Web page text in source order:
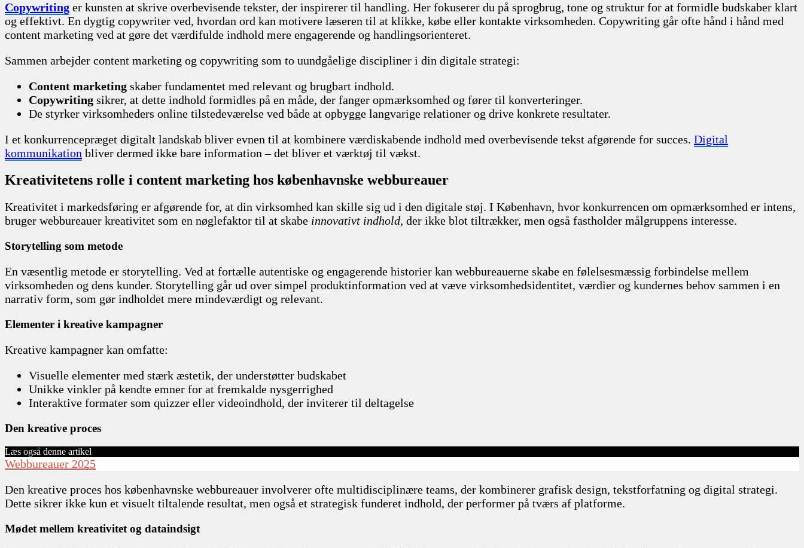
Copywriting er kunsten at skrive overbevisende tekster, der inspirerer til handling. Her fokuserer du på sprogbrug, tone og struktur for at formidle budskaber klart
og effektivt. En dygtig copywriter ved, hvordan ord kan motivere læseren til at klikke, købe eller kontakte virksomheden. Copywriting går ofte hånd i hånd med
content marketing ved at gøre det værdifulde indhold mere engagerende og handlingsorienteret.
Sammen arbejder content marketing og copywriting som to uundgåelige discipliner i din digitale strategi:
Content marketing skaber fundamentet med relevant og brugbart indhold.
Copywriting sikrer, at dette indhold formidles på en måde, der fanger opmærksomhed og fører til konverteringer.
De styrker virksomheders online tilstedeværelse ved både at opbygge langvarige relationer og drive konkrete resultater.
I et konkurrencepræget digitalt landskab bliver evnen til at kombinere værdiskabende indhold med overbevisende tekst afgørende for succes. Digital
kommunikation bliver dermed ikke bare information – det bliver et værktøj til vækst.
Kreativitetens rolle i content marketing hos københavnske webbureauer
Kreativitet i markedsføring er afgørende for, at din virksomhed kan skille sig ud i den digitale støj. I København, hvor konkurrencen om opmærksomhed er intens,
bruger webbureauer kreativitet som en nøglefaktor til at skabe innovativt indhold, der ikke blot tiltrækker, men også fastholder målgruppens interesse.
Storytelling som metode
En væsentlig metode er storytelling. Ved at fortælle autentiske og engagerende historier kan webbureauerne skabe en følelsesmæssig forbindelse mellem
virksomheden og dens kunder. Storytelling går ud over simpel produktinformation ved at væve virksomhedsidentitet, værdier og kundernes behov sammen i en
narrativ form, som gør indholdet mere mindeværdigt og relevant.
Elementer i kreative kampagner
Kreative kampagner kan omfatte:
Visuelle elementer med stærk æstetik, der understøtter budskabet
Unikke vinkler på kendte emner for at fremkalde nysgerrighed
Interaktive formater som quizzer eller videoindhold, der inviterer til deltagelse
Den kreative proces
Læs også denne artikel
Webbureauer 2025
Den kreative proces hos københavnske webbureauer involverer ofte multidisciplinære teams, der kombinerer grafisk design, tekstforfatning og digital strategi.
Dette sikrer ikke kun et visuelt tiltalende resultat, men også et strategisk funderet indhold, der performer på tværs af platforme.
Mødet mellem kreativitet og dataindsigt